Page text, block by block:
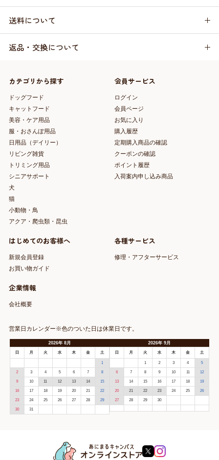
送料について
返品・交換について
カテゴリから探す
ドッグフード
キャットフード
美容・ケア用品
服・おさんぽ用品
日用品（デイリー）
リビング雑貨
トリミング用品
シニアサポート
犬
猫
小動物・鳥
アクア・爬虫類・昆虫
会員サービス
ログイン
会員ページ
お気に入り
購入履歴
定期購入商品の確認
クーポンの確認
ポイント履歴
入荷案内申し込み商品
はじめてのお客様へ
新規会員登録
お買い物ガイド
各種サービス
修理・アフターサービス
企業情報
会社概要
営業日カレンダー※色のついた日は休業日です。
2026年 8月
日 月 火 水 木 金 土
1
2 3 4 5 6 7 8
9 10 11 12 13 14 15
16 17 18 19 20 21 22
23 24 25 26 27 28 29
30 31
2026年9月
日 月 火 水 木 金 土
1 2 3 4 5
6 7 8 9 10 11 12
13 14 15 16 17 18 19
20 21 22 23 24 25 26
27 28 29 30